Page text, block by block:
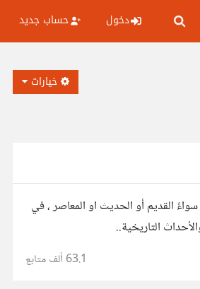
دخول حساب جديد
خيارات
القديم أو الحديث او المعاصر ، في
التاريخية..
63.1 ألف متابع